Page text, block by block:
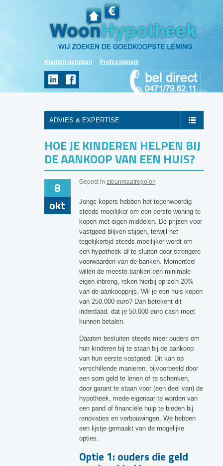
Klanten getuigen Professionals
ADVIES & EXPERTISE
HOE JE KINDEREN HELPEN BIJ
DE AANKOOP VAN EEN HUIS?
8
okt
Gepost in steunmaatregelen
Jonge kopers hebben het tegenwoordig
steeds moeilijker om een eerste woning te
kopen met eigen middelen. De prijzen voor
vastgoed blijven stijgen, terwijl het
tegelijkertijd steeds moeilijker wordt om
een hypotheek af te sluiten door strengere
voorwaarden van de banken. Momenteel
willen de meeste banken een minimale
eigen inbreng, reken hierbij op zo'n 20%
van de aankoopprijs. Wil je een huis kopen
van 250.000 euro? Dan betekent dit
inderdaad, dat je 50.000 euro cash moet
kunnen betalen.
Daarom besluiten steeds meer ouders om
hun kinderen bij te staan bij de aankoop
van hun eerste vastgoed. Dit kan op
verschillende manieren, bijvoorbeeld door
een som geld te lenen of te schenken,
door garant te staan voor (een deel van) de
hypotheek, mede-eigenaar te worden van
een pand of financiële hulp te bieden bij
renovaties en verbouwingen. We hebben
een lijstje gemaakt van de mogelijke
opties.
Optie 1: ouders die geld